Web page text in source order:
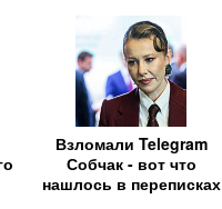
Взломали Telegram
Собчак - вот что
нашлось в переписках